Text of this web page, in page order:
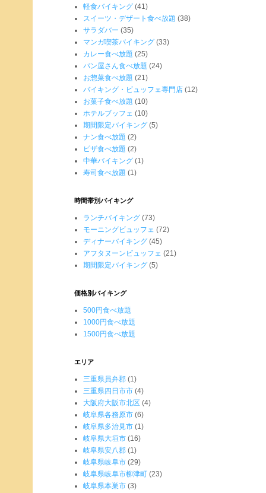
軽食バイキング (41)
スイーツ・デザート食べ放題 (38)
サラダバー (35)
マンガ喫茶バイキング (33)
カレー食べ放題 (25)
パン屋さん食べ放題 (24)
お惣菜食べ放題 (21)
バイキング・ビュッフェ専門店 (12)
お菓子食べ放題 (10)
ホテルブッフェ (10)
期間限定バイキング (5)
ナン食べ放題 (2)
ピザ食べ放題 (2)
中華バイキング (1)
寿司食べ放題 (1)
時間帯別バイキング
ランチバイキング (73)
モーニングビュッフェ (72)
ディナーバイキング (45)
アフタヌーンビュッフェ (21)
期間限定バイキング (5)
価格別バイキング
500円食べ放題
1000円食べ放題
1500円食べ放題
エリア
三重県員弁郡 (1)
三重県四日市市 (4)
大阪府大阪市北区 (4)
岐阜県各務原市 (6)
岐阜県多治見市 (1)
岐阜県大垣市 (16)
岐阜県安八郡 (1)
岐阜県岐阜市 (29)
岐阜県岐阜市柳津町 (23)
岐阜県本巣市 (3)